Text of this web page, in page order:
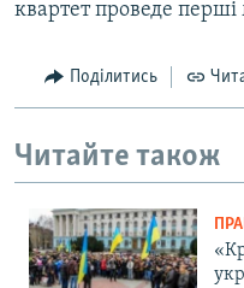
квартет проведе перші
Поділитись
Читайте також